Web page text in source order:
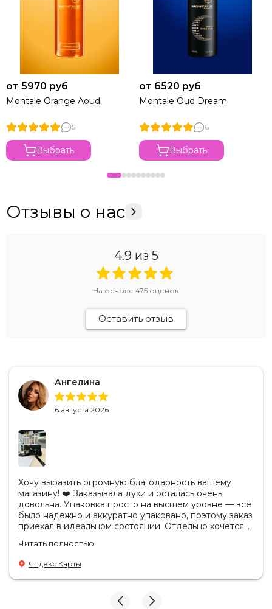
от 5970 руб
Montale Orange Aoud
5
Выбрать
от 6520 руб
Montale Oud Dream
6
Выбрать
Отзывы о нас
4.9 из 5
На основе 475 оценок
Оставить отзыв
Ангелина
6 августа 2026
Хочу выразить огромную благодарность вашему
магазину! ❤️ Заказывала духи и осталась очень
довольна. Упаковка просто на высшем уровне — всё
было надежно и аккуратно упаковано, поэтому заказ
приехал в идеальном состоянии. Отдельно хочется
оригинальная. Аромат полностью соответствует
ожиданиям, стойкость отличная, качество
безупречное. Также приятно удивил сервис: заказ
обработали очень быстро, а сотрудники были
ответить на все вопросы. Спасибо за такой
Читать полностью
Яндекс Карты